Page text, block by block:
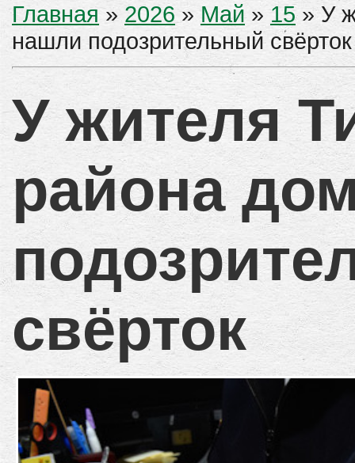
Главная » 2026 » Май » 15» У
нашли подозрительный свёрток
У жителя
района
свёрток